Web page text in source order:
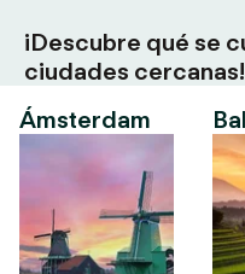
¡Descubre qué se
ciudades cercanas!
Ámsterdam